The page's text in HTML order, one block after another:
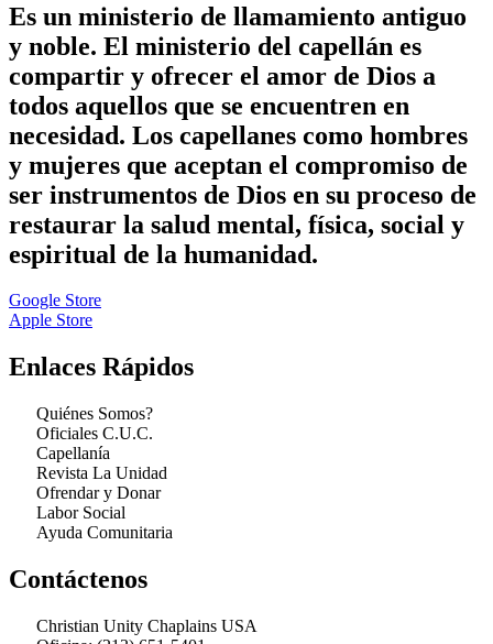
Es un ministerio de llamamiento antiguo
y noble. El ministerio del capellán es
compartir y ofrecer el amor de Dios a
todos aquellos que se encuentren en
necesidad. Los capellanes como hombres
y mujeres que aceptan el compromiso de
ser instrumentos de Dios en su proceso de
restaurar la salud mental, física, social y
espiritual de la humanidad.
Google Store
Apple Store
Enlaces Rápidos
Quiénes Somos?
Oficiales C.U.C.
Capellanía
Revista La Unidad
Ofrendar y Donar
Labor Social
Ayuda Comunitaria
Contáctenos
Christian Unity Chaplains USA